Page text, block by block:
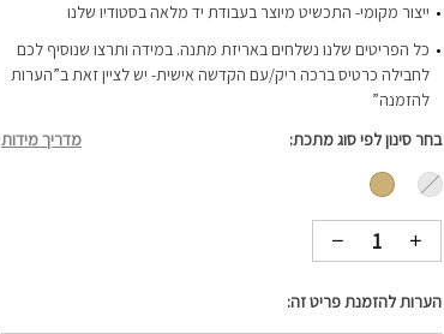
ייצור מקומי- התכשיט מיוצר בעבודת יד מלאה בסטודיו שלנו
כל הפריטים שלנו נשלחים באריזת מתנה. במידה ותרצו שנוסיף לכם
לחבילה כרטיס ברכה ריק/עם הקדשה אישית- יש לציין זאת ב”הערות
להזמנה”
בחר סינון לפי סוג מתכת
מדריך מידות
הערות להזמנת פריט זה: